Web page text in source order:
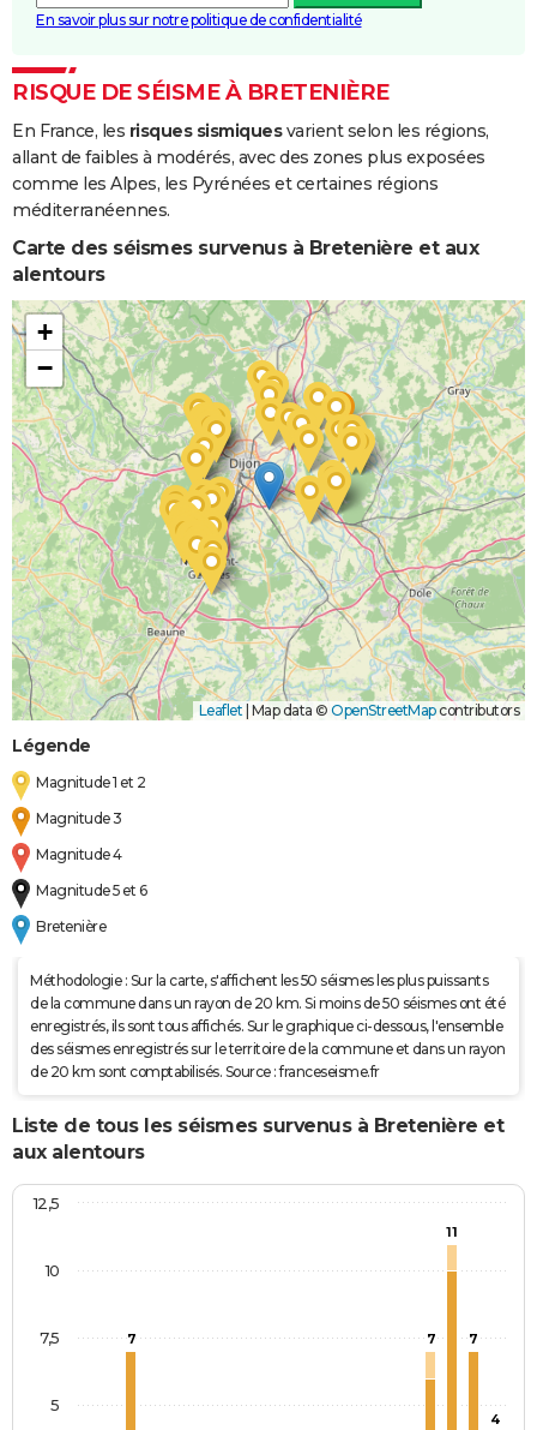
En savoir plus sur notre politique de confidentialité
RISQUE DE SÉISME À BRETENIÈRE
En France, les risques sismiquesvarient selon les régions,
allant de faibles à modérés, avec des zones plus exposées
comme les Alpes, les Pyrénées et certaines régions
méditerranéennes.
Carte des séismes survenus à Bretenière et aux
alentours
+
−
Leaflet Map data © OpenStreetMapcontributors
Légende
Magnitude 1 et 2
Magnitude 3
Magnitude 4
Magnitude 5 et 6
Bretenière
Méthodologie : Sur la carte, s'affichent les 50 séismes les plus puissants
de la commune dans un rayon de 20 km. Si moins de 50 séismes ont été
enregistrés, ils sont tous affichés. Sur le graphique ci-dessous, l'ensemble
des séismes enregistrés sur le territoire de la commune et dans un rayon
de 20 km sont comptabilisés. Source : franceseisme.fr
Liste de tous les séismes survenus à Bretenière et
aux alentours
7 7
11
7
4
5
7,5
10
12,5